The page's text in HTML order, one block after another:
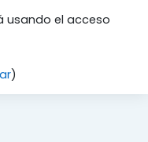
usando el acceso
)